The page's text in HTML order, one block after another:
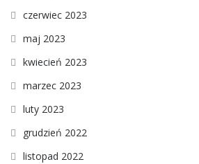
czerwiec 2023
maj 2023
kwiecień 2023
marzec 2023
luty 2023
grudzień 2022
listopad 2022